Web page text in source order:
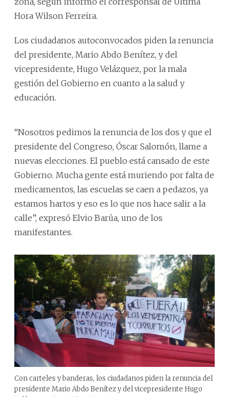
Hora Wilson Ferreira.
Los ciudadanos autoconvocados piden la renuncia
del presidente, Mario Abdo Benítez, y del
vicepresidente, Hugo Velázquez, por la mala
gestión del Gobierno en cuanto a la salud y
educación.
“Nosotros pedimos la renuncia de los dos y que el
presidente del Congreso, Óscar Salomón, llame a
nuevas elecciones. El pueblo está cansado de este
Gobierno. Mucha gente está muriendo por falta de
medicamentos, las escuelas se caen a pedazos, ya
estamos hartos y eso es lo que nos hace salir a la
calle”, expresó Elvio Barúa, uno de los
manifestantes.
Con carteles y banderas, los ciudadanos piden la renuncia del
presidente Mario Abdo Benítez y del vicepresidente Hugo